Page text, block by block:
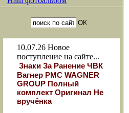
10.07.26 Новое
поступление на сайте...
Знаки За Ранение ЧВК
Вагнер РМС WAGNER
GROUP Полный
комплект Оригинал Не
вручёнка